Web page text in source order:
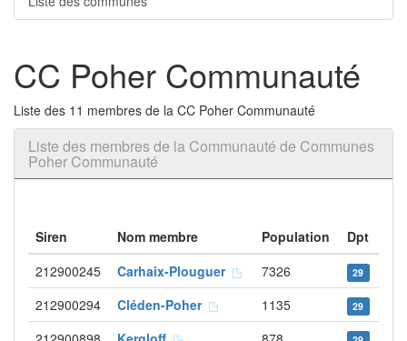
CC Poher Communauté
Liste des 11 membres de la CC Poher Communauté
Liste des membres de la Communauté de Communes
Poher Communauté
Siren Nom membre Population
Dpt
212900245
Carhaix-Plouguer 7326 29
212900294 Cléden-Poher 1135 29